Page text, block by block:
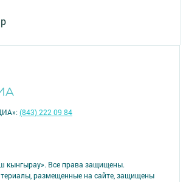
кынгырау». Все права защищены.
размещенные на сайте, защищены
(843) 222 09 84